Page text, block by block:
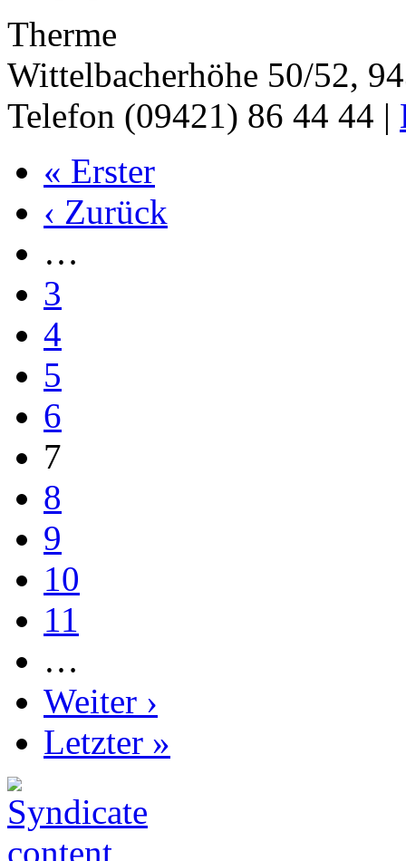
Therme
Wittelbacherhöhe 50/52,
Telefon (09421) 86 44 44 |
« Erster
‹ Zurück
…
3
4
5
6
7
8
9
10
11
…
Weiter ›
Letzter »